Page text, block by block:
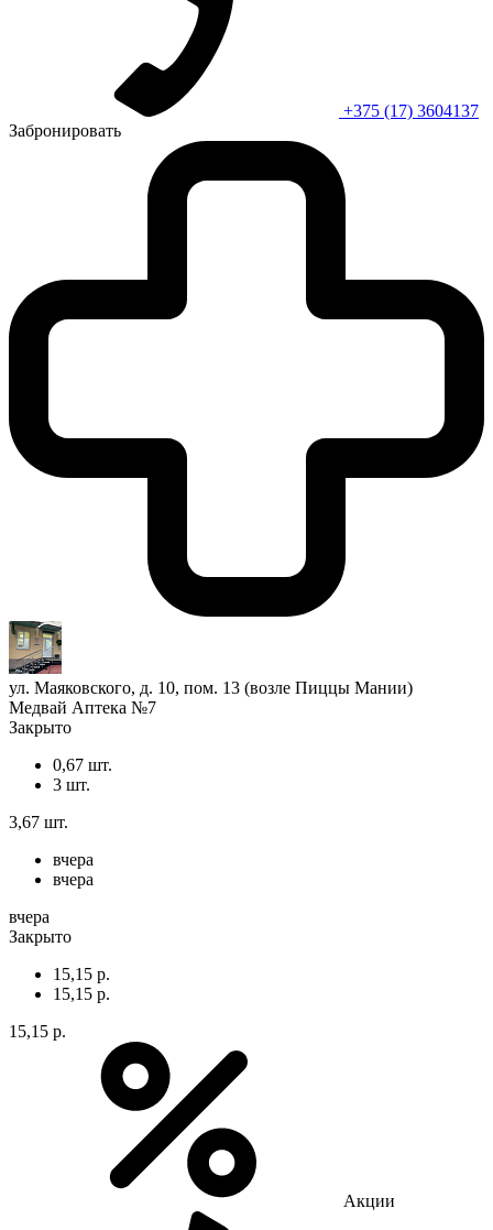
+375 (17) 3604137
Забронировать
ул. Маяковского, д. 10, пом. 13 (возле Пиццы Мании)
Медвай Аптека №7
Закрыто
0,67 шт.
3 шт.
3,67 шт.
вчера
вчера
вчера
Закрыто
15,15 р.
15,15 р.
15,15 р.
Акции